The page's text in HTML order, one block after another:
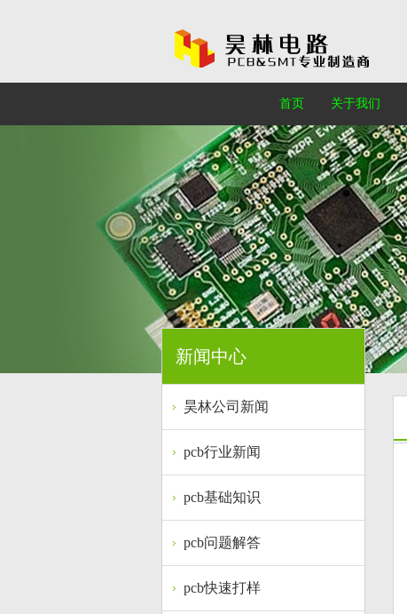
首页 关于我们
新闻中心
昊林公司新闻
pcb行业新闻
pcb基础知识
pcb问题解答
pcb快速打样